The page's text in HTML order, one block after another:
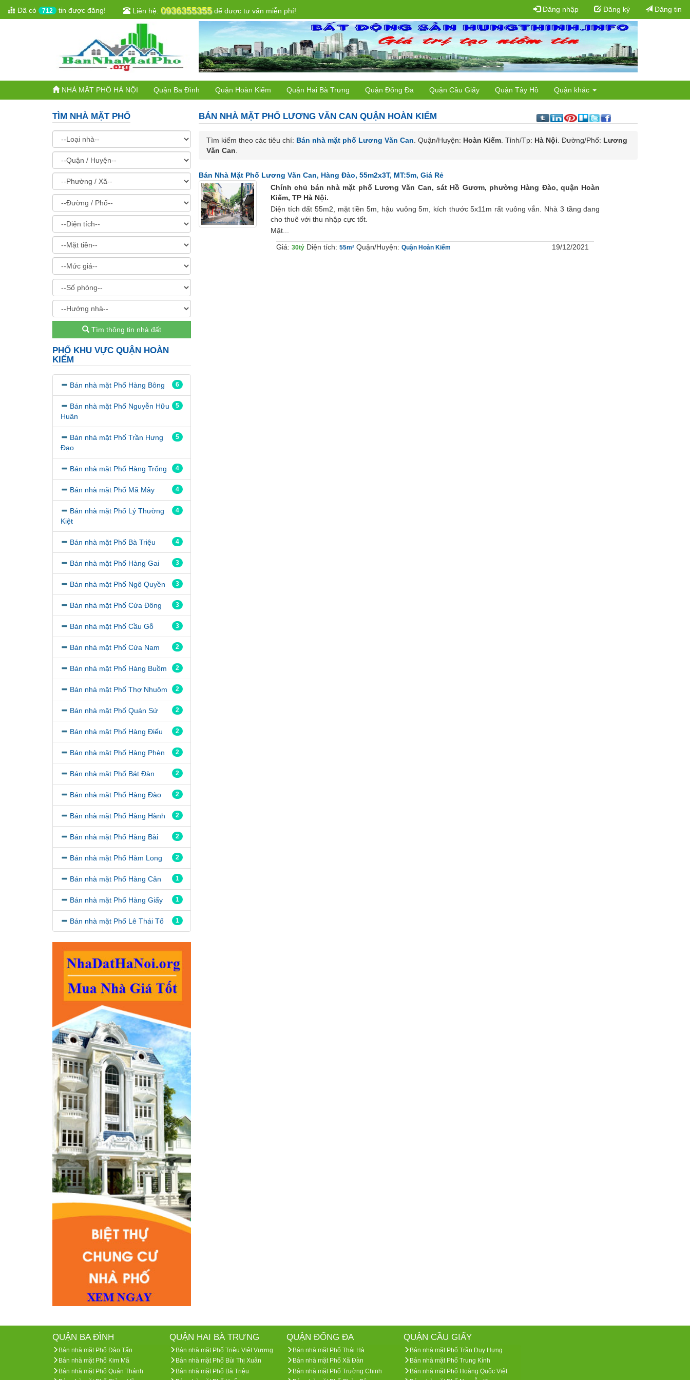
Đã có 712 tin được đăng! Liên hệ: 0936355355để được tư vấn miễn phí! Đăng nhập Đăng ký Đăng tin
NHÀ MẶT PHỐ HÀ NỘI Quận Ba Đình Quận Hoàn Kiếm Quận Hai Bà Trưng Quận Đống Đa Quận Cầu Giấy Quận Tây Hồ Quận khác
TÌM NHÀ MẶT PHỐ
Tìm thông tin nhà đất
PHỐ KHU VỰC QUẬN HOÀN
KIẾM
6
Bán nhà mặt Phố Hàng Bông
5
Bán nhà mặt Phố Nguyễn Hữu
Huân
5
Bán nhà mặt Phố Trần Hưng
Đạo
4
Bán nhà mặt Phố Hàng Trống
4
Bán nhà mặt Phố Mã Mây
4
Bán nhà mặt Phố Lý Thường
Kiệt
4
Bán nhà mặt Phố Bà Triệu
3
Bán nhà mặt Phố Hàng Gai
3
Bán nhà mặt Phố Ngô Quyền
3
Bán nhà mặt Phố Cửa Đông
3
Bán nhà mặt Phố Cầu Gỗ
2
Bán nhà mặt Phố Cửa Nam
2
Bán nhà mặt Phố Hàng Buồm
2
Bán nhà mặt Phố Thợ Nhuôm
2
Bán nhà mặt Phố Quán Sứ
2
Bán nhà mặt Phố Hàng Điếu
2
Bán nhà mặt Phố Hàng Phèn
2
Bán nhà mặt Phố Bát Đàn
2
Bán nhà mặt Phố Hàng Đào
2
Bán nhà mặt Phố Hàng Hành
2
Bán nhà mặt Phố Hàng Bài
2
Bán nhà mặt Phố Hàm Long
1
Bán nhà mặt Phố Hàng Cân
1
Bán nhà mặt Phố Hàng Giấy
1
Bán nhà mặt Phố Lê Thái Tổ
BÁN NHÀ MẶT PHỐ LƯƠNG VĂN CAN QUẬN HOÀN KIẾM
Tìm kiếm theo các tiêu chí: Bán nhà mặt phố Lương Văn Can . Quận/Huyện: Hoàn Kiếm . Tỉnh/Tp: Hà Nội . Đường/Phố: Lương
Văn Can
Bán Nhà Mặt Phố Lương Văn Can, Hàng Đào, 55m2x3T, MT:5m, Giá Rẻ
Chính chủ bán nhà mặt phố Lương Văn Can, sát Hồ Gươm, phường Hàng Đào, quận Hoàn
Kiếm, TP Hà Nội.
Diện tích đất 55m2, mặt tiền 5m, hậu vuông 5m, kích thước 5x11m rất vuông vắn. Nhà 3 tầng đang
cho thuê với thu nhập cực tốt.
Mặt...
Giá: 30tỷ Diện tích: 55m² Quận/Huyện: Quận Hoàn Kiếm 19/12/2021
QUẬN BA ĐÌNH
Bán nhà mặt Phố Đào Tấn
Bán nhà mặt Phố Kim Mã
Bán nhà mặt Phố Quán Thánh
QUẬN HAI BÀ TRƯNG
Bán nhà mặt Phố Triệu Việt Vương
Bán nhà mặt Phố Bùi Thị Xuân
Bán nhà mặt Phố Bà Triệu
QUẬN ĐỐNG ĐA
Bán nhà mặt Phố Thái Hà
Bán nhà mặt Phố Xã Đàn
Bán nhà mặt Phố Trường Chinh
QUẬN CẦU GIẤY
Bán nhà mặt Phố Trần Duy Hưng
Bán nhà mặt Phố Trung Kính
Bán nhà mặt Phố Hoàng Quốc Việt